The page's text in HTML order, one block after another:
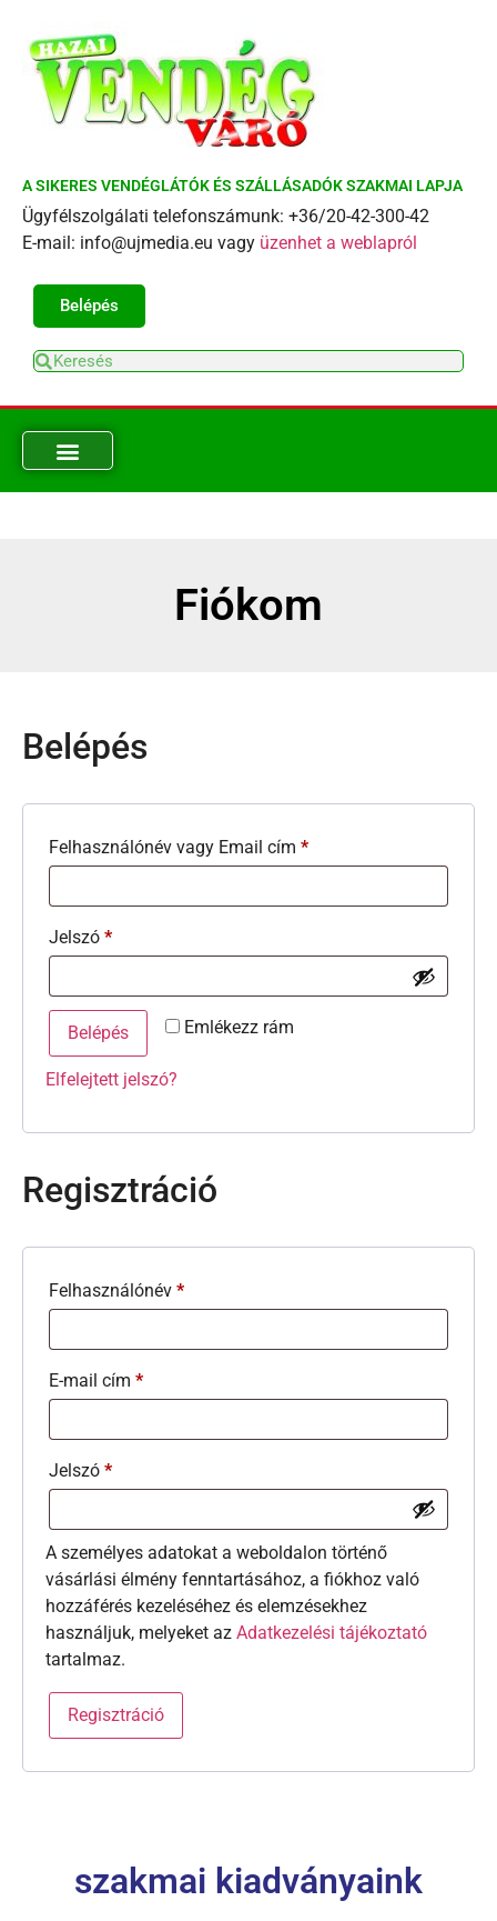
A SIKERES VENDÉGLÁTÓK ÉS SZÁLLÁSADÓK SZAKMAI LAPJA
Ügyfélszolgálati telefonszámunk: +36/20-42-300-42
E-mail: info@ujmedia.eu vagy üzenhet a weblapról
Belépés
Fiókom
Belépés
Felhasználónév vagy Email cím *
Jelszó *
Emlékezz rám
Belépés
Elfelejtett jelszó?
Regisztráció
Felhasználónév *
E-mail cím *
Jelszó *
A személyes adatokat a weboldalon történő
vásárlási élmény fenntartásához, a fiókhoz való
hozzáférés kezeléséhez és elemzésekhez
használjuk, melyeket az Adatkezelési tájékoztató
tartalmaz.
Regisztráció
szakmai kiadványaink